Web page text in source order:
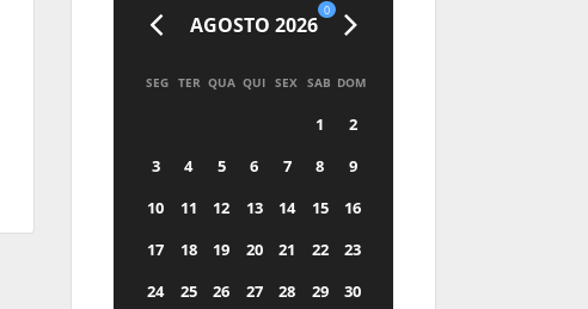
AGOSTO 2026
0
SEG TER QUA QUI SEX SAB DOM
1
2
3
4 5 6 7 8
9
10
11 12 13 14 15
16
17
18 19 20 21 22
23
24
25 26 27 28 29
30